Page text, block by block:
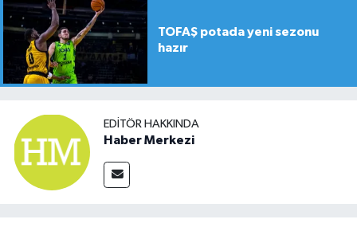
TOFAŞ potada yeni sezonu
hazır
EDITÖR HAKKINDA
Haber Merkezi